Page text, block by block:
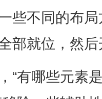
些不同的布
部就位，然
“有哪些元素